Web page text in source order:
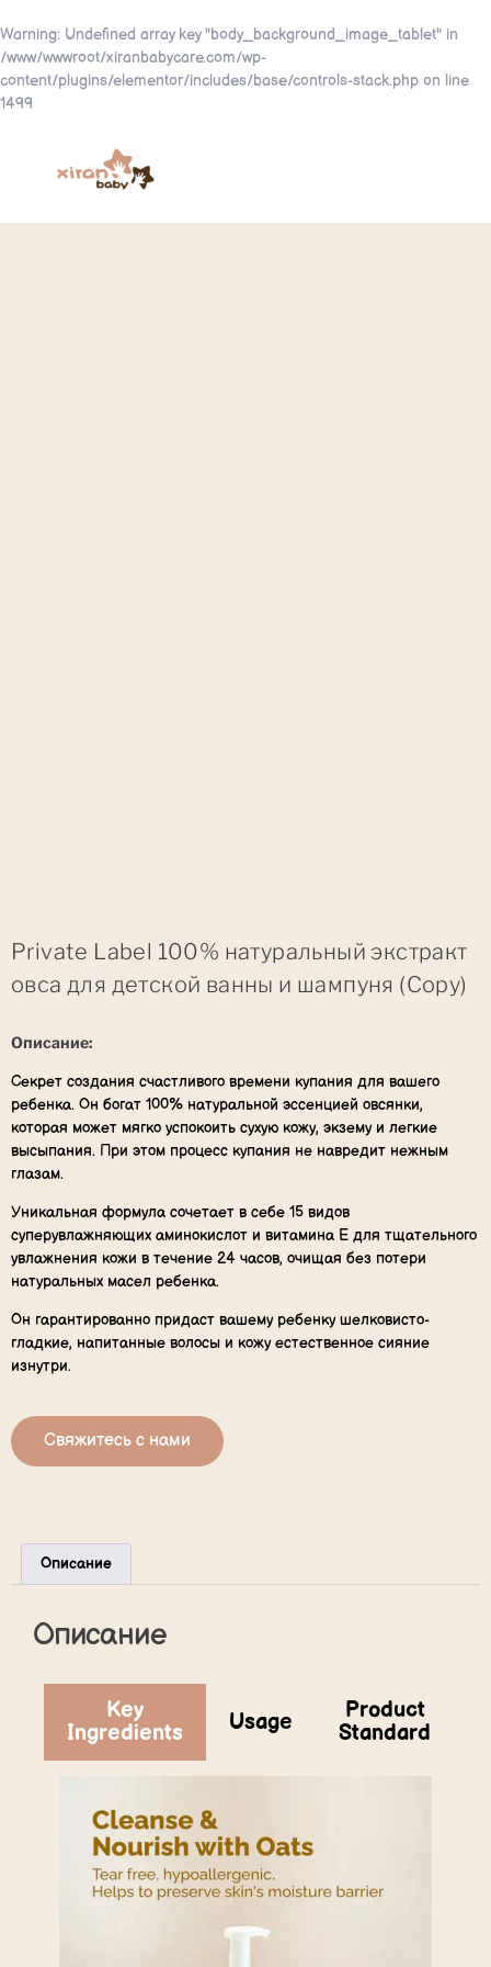
Warning: Undefined array key "body_background_image_tablet" in
/www/wwwroot/xiranbabycare.com/wp-
content/plugins/elementor/includes/base/controls-stack.php on line
1499
Private Label 100% натуральный экстракт
овса для детской ванны и шампуня (Copy)
Описание:
Секрет создания счастливого времени купания для вашего
ребенка. Он богат 100% натуральной эссенцией овсянки,
которая может мягко успокоить сухую кожу, экзему и легкие
высыпания. При этом процесс купания не навредит нежным
глазам.
Уникальная формула сочетает в себе 15 видов
суперувлажняющих аминокислот и витамина Е для тщательного
увлажнения кожи в течение 24 часов, очищая без потери
натуральных масел ребенка.
Он гарантированно придаст вашему ребенку шелковисто-
гладкие, напитанные волосы и кожу естественное сияние
изнутри.
Свяжитесь с нами
Описание
Описание
Key
Ingredients
Usage
Product
Standard